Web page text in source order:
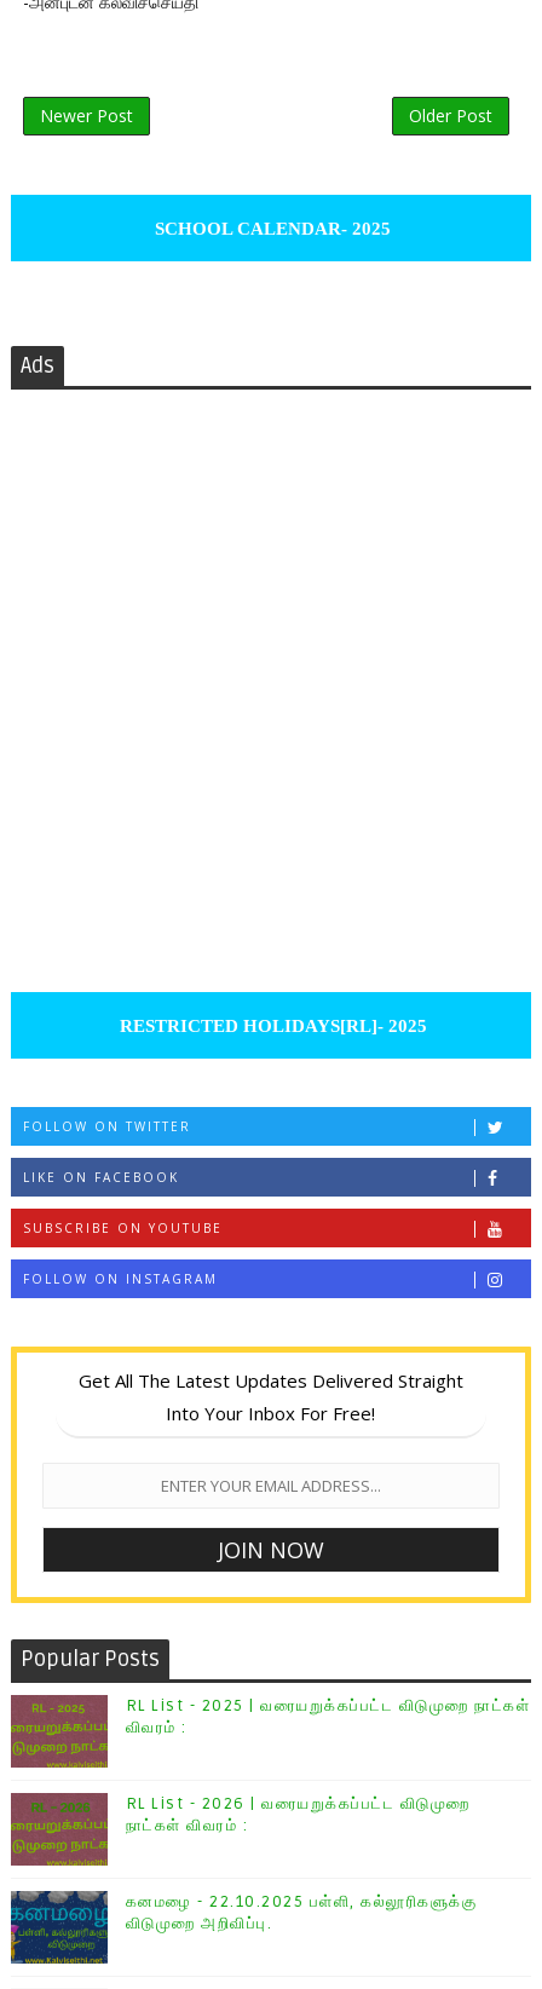
Newer Post Older Post
SCHOOL CALENDAR- 2025
Ads
RESTRICTED HOLIDAYS[RL]- 2025
FOLLOW ON TWITTER
LIKE ON FACEBOOK
SUBSCRIBE ON YOUTUBE
FOLLOW ON INSTAGRAM
Get All The Latest Updates Delivered Straight
Into Your Inbox For Free!
Popular Posts
RL List - 2025 | வரையறுக்கப்பட்ட விடுமுறை நாட்கள்
விவரம் :
RL List - 2026 | வரையறுக்கப்பட்ட விடுமுறை
நாட்கள் விவரம் :
கனமழை - 22.10.2025 பள்ளி, கல்லூரிகளுக்கு
விடுமுறை அறிவிப்பு.